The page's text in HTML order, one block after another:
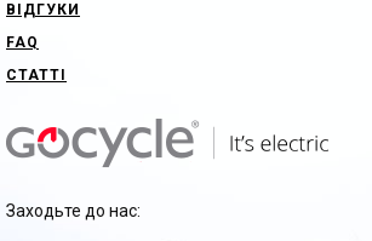
ВІДГУКИ
FAQ
СТАТТІ
Заходьте до нас: